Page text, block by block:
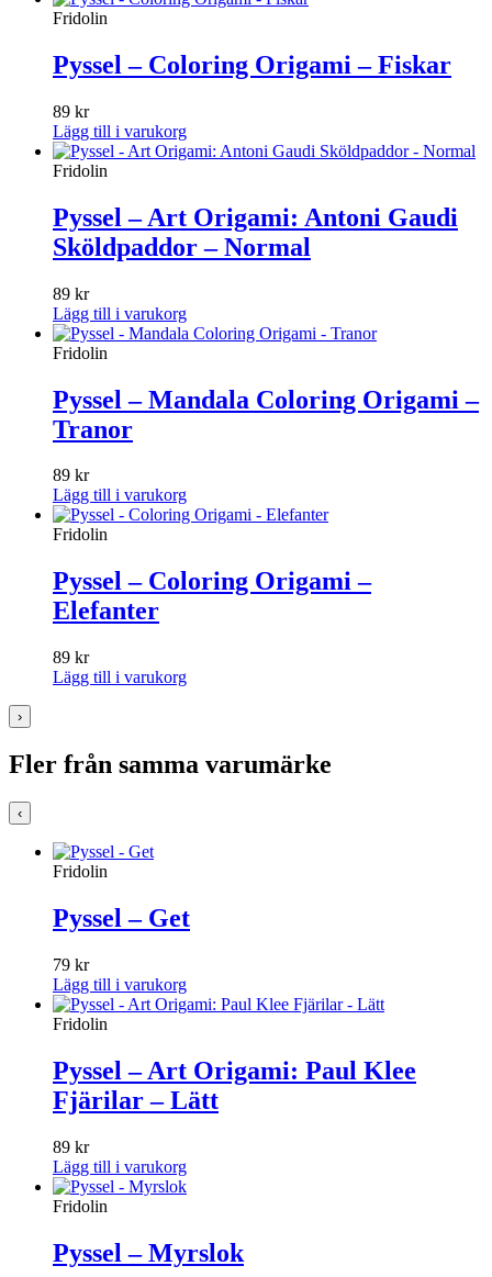
Fridolin
Pyssel – Coloring Origami – Fiskar
89 kr
Lägg till i varukorg
Fridolin
Pyssel – Art Origami: Antoni Gaudi
Sköldpaddor – Normal
89 kr
Lägg till i varukorg
Fridolin
Pyssel – Mandala Coloring Origami –
Tranor
89 kr
Lägg till i varukorg
Fridolin
Pyssel – Coloring Origami –
Elefanter
89 kr
Lägg till i varukorg
›
Fler från samma varumärke
‹
Fridolin
Pyssel – Get
79 kr
Lägg till i varukorg
Fridolin
Pyssel – Art Origami: Paul Klee
Fjärilar – Lätt
89 kr
Lägg till i varukorg
Fridolin
Pyssel – Myrslok